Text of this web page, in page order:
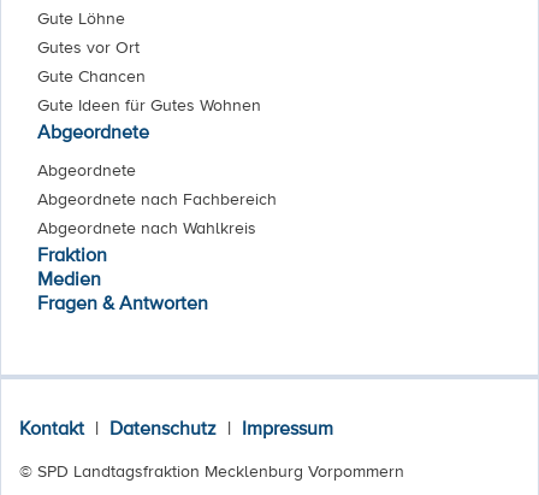
Gute Löhne
Gutes vor Ort
Gute Chancen
Gute Ideen für Gutes Wohnen
Abgeordnete
Abgeordnete
Abgeordnete nach Fachbereich
Abgeordnete nach Wahlkreis
Fraktion
Medien
Fragen & Antworten
Kontakt | Datenschutz | Impressum
© SPD Landtagsfraktion Mecklenburg Vorpommern